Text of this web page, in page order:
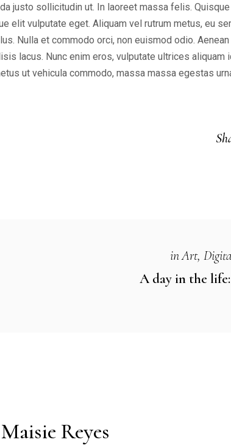
justo sollicitudin ut. In laoreet massa felis.
elit vulputate eget. Aliquam vel rutrum metus, eu
Nulla et commodo orci, non euismod odio.
lacus. Nunc enim eros, vulputate ultrices aliquam
ut vehicula commodo, massa massa egestas
inArt
A day in the
Maisie Reyes